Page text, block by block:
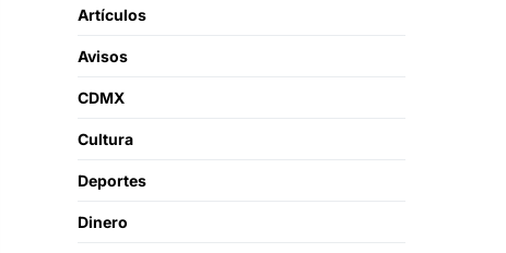
Artículos
Avisos
CDMX
Cultura
Deportes
Dinero